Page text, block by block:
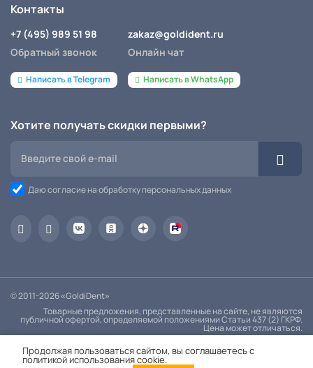
Контакты
+7 (495) 989 51 98
Обратный звонок
Написать в Telegram
zakaz@goldident.ru
Онлайн чат
Написать в WhatsApp
Хотите получать скидки первыми?
Даю согласие на обработку персональных данных
© 2011-2026 «GoldiDent»
Товарные предложения, представленные на сайте, не являются
публичной офертой, определяемой положениями Статьи 437 (2) ГКРФ.
Цена может отличаться.
Продолжая пользоваться сайтом, вы соглашаетесь с
политикой использования cookie.